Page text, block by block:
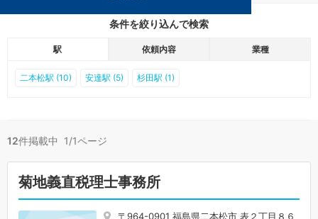
条件を絞り込んで検索
駅 依頼内容 業種
二本松駅 (10) 安達駅 (5) 杉田駅 (1)
12件掲載中 1/1ページ
菊地義直税理士事務所
〒964-0901 福島県二本松市 表２丁目８６